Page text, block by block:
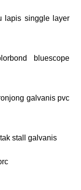
lapis singgle layer
bluescope
galvanis pvc
stall galvanis